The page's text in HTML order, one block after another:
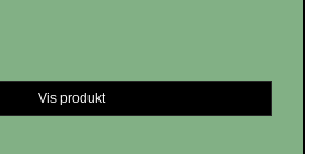
Vis produkt